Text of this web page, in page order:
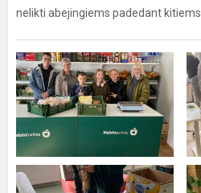
nelikti abejingiems padedant kitiems.